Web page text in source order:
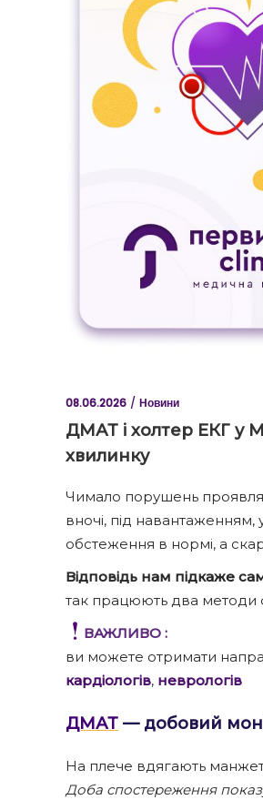
08.06.2026 Новини
ДМАТ і холтер ЕКГ у
хвилинку
Чимало порушень
вночі, під навантаженням,
обстеження в нормі, а
Відповідь нам підкаже
так працюють два методи
ВАЖЛИВО :
ви можете отримати
кардіологів, неврологів
ДМАТ — добовий
На плече вдягають
Доба спостереження